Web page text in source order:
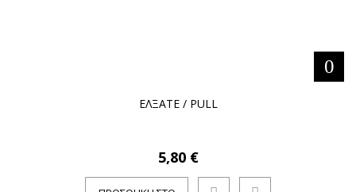
ΕΛΞΑΤΕ / PULL
5,80 €